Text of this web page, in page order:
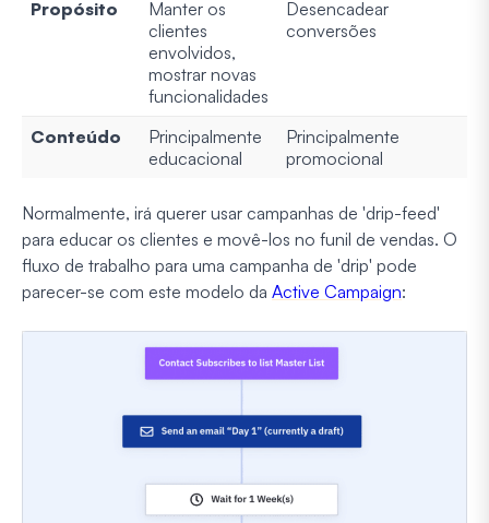
Propósito
Manter os
clientes
envolvidos,
mostrar novas
funcionalidades
Desencadear
conversões
Conteúdo
Principalmente
educacional
Principalmente
promocional
Normalmente, irá querer usar campanhas de 'drip-feed'
para educar os clientes e movê-los no funil de vendas. O
fluxo de trabalho para uma campanha de 'drip' pode
parecer-se com este modelo da Active Campaign: